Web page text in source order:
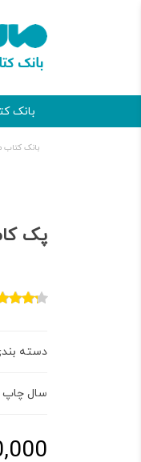
بانک
بانک کتاب
پک
دسته
سال چاپ